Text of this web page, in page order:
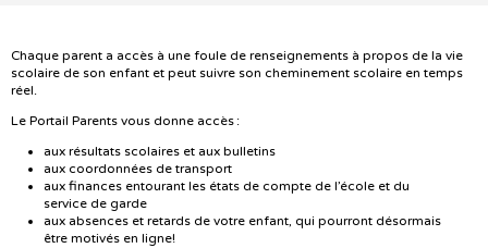
Chaque parent a accès à une foule de renseignements à propos de la vie
scolaire de son enfant et peut suivre son cheminement scolaire en temps
réel.
Le Portail Parents vous donne accès :
aux résultats scolaires et aux bulletins
aux coordonnées de transport
aux finances entourant les états de compte de l’école et du
service de garde
aux absences et retards de votre enfant, qui pourront désormais
être motivés en ligne!